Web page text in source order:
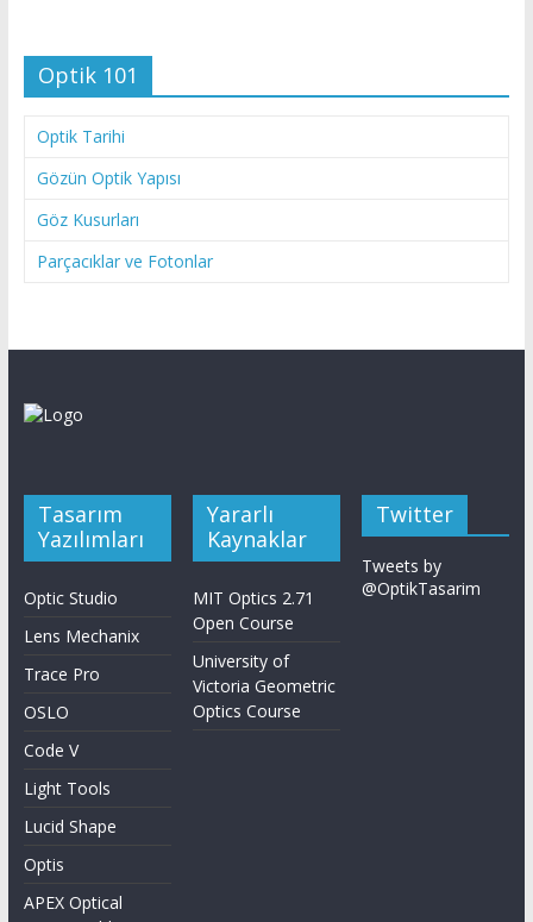
Optik 101
Optik Tarihi
Gözün Optik Yapısı
Göz Kusurları
Parçacıklar ve Fotonlar
Tasarım
Yazılımları
Optic Studio
Lens Mechanix
Trace Pro
OSLO
Code V
Light Tools
Lucid Shape
Optis
APEX Optical
Yararlı
Kaynaklar
MIT Optics 2.71
Open Course
University of
Victoria Geometric
Optics Course
Twitter
Tweets by
@OptikTasarim